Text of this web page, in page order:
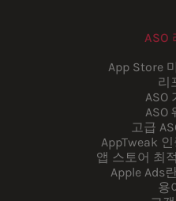
ASO
App Store
리
ASO
ASO
고급
AppTweak
앱 스토어 최
Apple Ads
용